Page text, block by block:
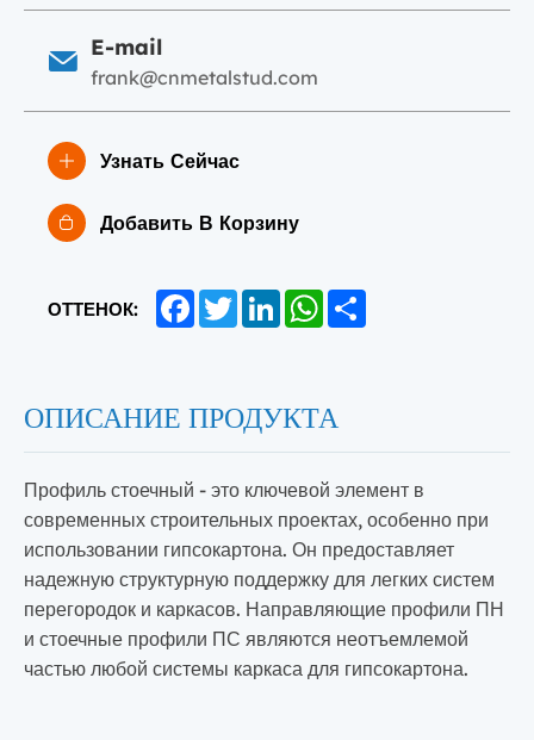
E-mail
frank@cnmetalstud.com
Узнать Сейчас
Добавить В Корзину
ОТТЕНОК: FacebookTwitterLinkedInWhatsApp
ОПИСАНИЕ ПРОДУКТА
Профиль стоечный - это ключевой элемент в
современных строительных проектах, особенно при
использовании гипсокартона. Он предоставляет
надежную структурную поддержку для легких систем
перегородок и каркасов. Направляющие профили ПН
и стоечные профили ПС являются неотъемлемой
частью любой системы каркаса для гипсокартона.